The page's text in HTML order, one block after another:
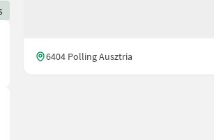
6404 Polling Ausztria